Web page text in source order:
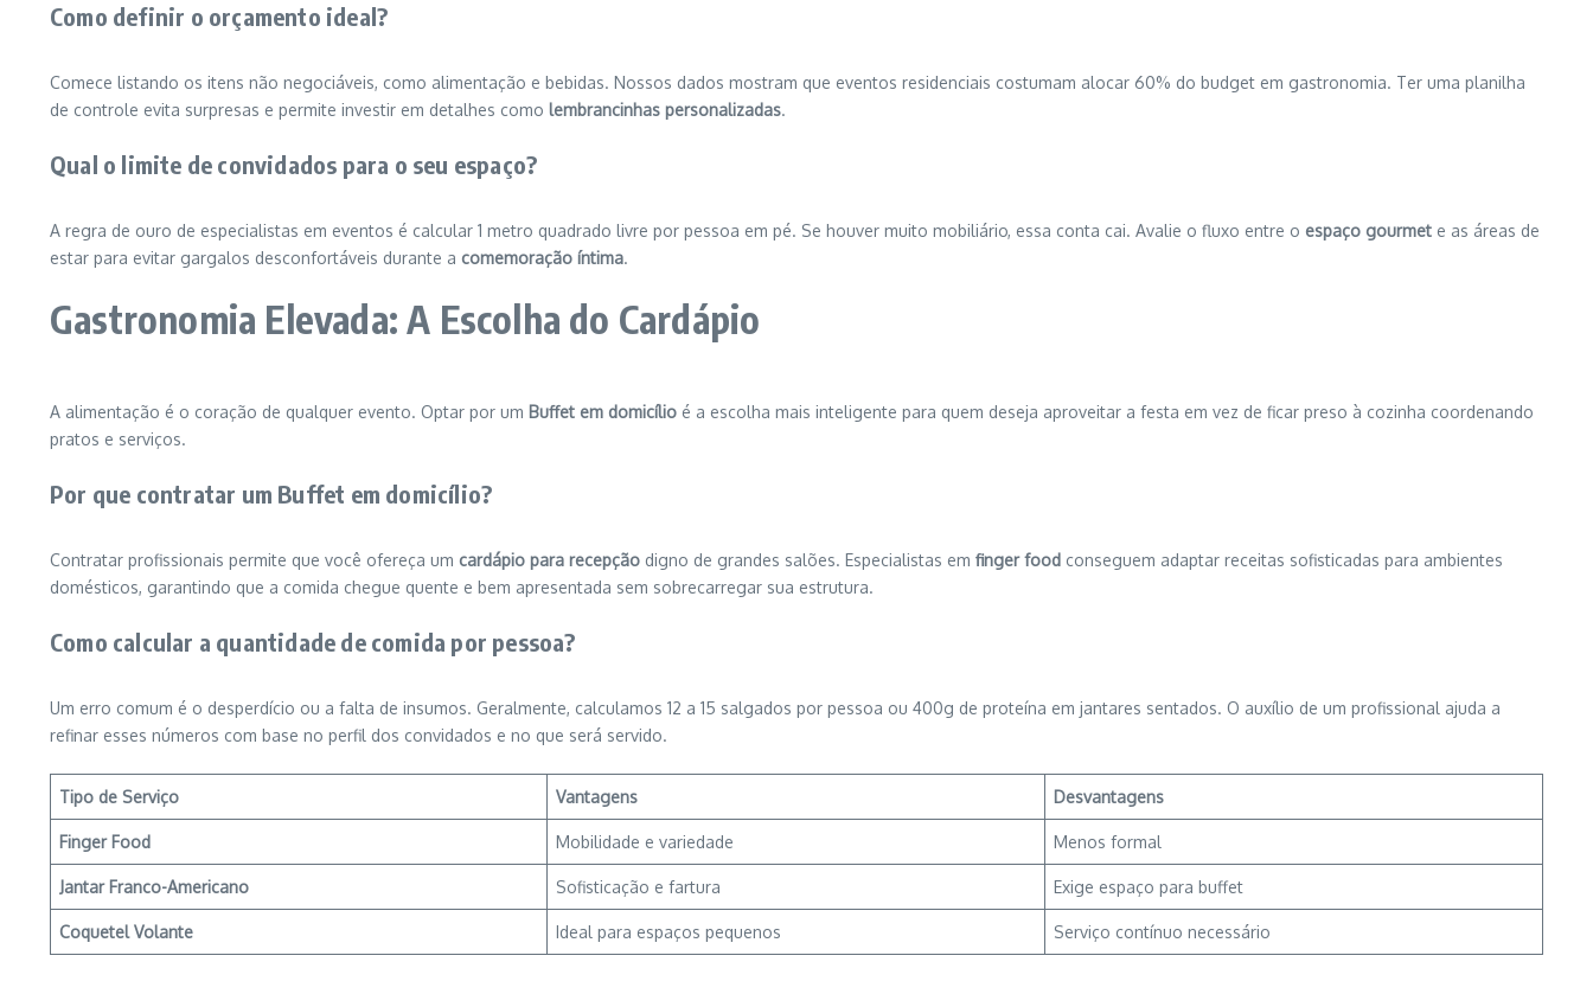
Como definir o orçamento ideal?
Comece listando os itens não negociáveis, como alimentação e bebidas. Nossos dados mostram que eventos residenciais costumam alocar 60% do budget em gastronomia. Ter uma planilha
de controle evita surpresas e permite investir em detalhes como lembrancinhas personalizadas.
Qual o limite de convidados para o seu espaço?
A regra de ouro de especialistas em eventos é calcular 1 metro quadrado livre por pessoa em pé. Se houver muito mobiliário, essa conta cai. Avalie o fluxo entre o espaço gourmet e as áreas de
estar para evitar gargalos desconfortáveis durante a comemoração íntima.
Gastronomia Elevada: A Escolha do Cardápio
A alimentação é o coração de qualquer evento. Optar por um Buffet em domicílio é a escolha mais inteligente para quem deseja aproveitar a festa em vez de ficar preso à cozinha coordenando
pratos e serviços.
Por que contratar um Buffet em domicílio?
Contratar profissionais permite que você ofereça um cardápio para recepção digno de grandes salões. Especialistas em finger food conseguem adaptar receitas sofisticadas para ambientes
domésticos, garantindo que a comida chegue quente e bem apresentada sem sobrecarregar sua estrutura.
Como calcular a quantidade de comida por pessoa?
Um erro comum é o desperdício ou a falta de insumos. Geralmente, calculamos 12 a 15 salgados por pessoa ou 400g de proteína em jantares sentados. O auxílio de um profissional ajuda a
refinar esses números com base no perfil dos convidados e no que será servido.
Tipo de Serviço Vantagens Desvantagens
Finger Food Mobilidade e variedade Menos formal
Jantar Franco-Americano Sofisticação e fartura Exige espaço para buffet
Coquetel Volante Ideal para espaços pequenos Serviço contínuo necessário